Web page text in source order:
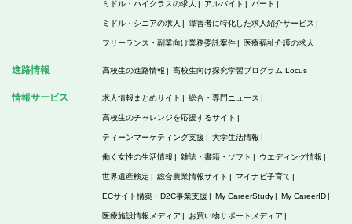
ミドル・ハイクラスの求人 アルバイト パート
ミドル・シニアの求人 障害者に特化した求人紹介サービス
フリーランス・副業向け業務委託案件 医療福祉介護の求人
進路情報 高校生の進路情報 高校生向け探究学習プログラム Locus
情報サービス 求人情報まとめサイト 総合・専門ニュース
高校生のチャレンジを応援するサイト
ティーンマーケティング支援 大学生活情報
働く女性の生活情報 雑誌・書籍・ソフト ウエディング情報
世界遺産検定 総合農業情報サイト マイナビ子育て
ECサイト構築・D2C事業支援 My CareerStudy My CareerID
医療施設情報メディア お買い物サポートメディア